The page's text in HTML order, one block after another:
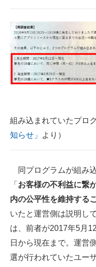
組み込まれていたプロ
知らせ」
より）
同プログラムが組み
「 お客様の不利益に繋
内の公平性を維持する
いたと運営側は説明し
は、前者が2017年5月
日から現在まで。運営
選が行われていたユー